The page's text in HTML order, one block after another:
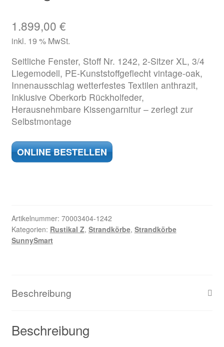
1.899,00 €
inkl. 19 % MwSt.
Seitliche Fenster, Stoff Nr. 1242, 2-Sitzer XL, 3/4
Liegemodell, PE-Kunststoffgeflecht vintage-oak,
Innenausschlag wetterfestes Textilen anthrazit,
Inklusive Oberkorb Rückholfeder,
Herausnehmbare Kissengarnitur – zerlegt zur
Selbstmontage
ONLINE BESTELLEN
Artikelnummer: 70003404-1242
Kategorien: Rustikal Z, Strandkörbe, Strandkörbe
SunnySmart
Beschreibung
Beschreibung